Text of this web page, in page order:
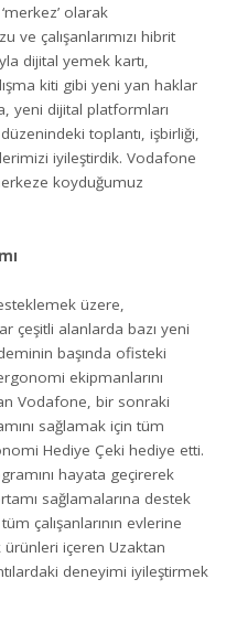
olarak
ve çalışanlarımızı hibrit
dijital yemek kartı,
kiti gibi yeni yan haklar
yeni dijital platformları
toplantı, işbirliği,
iyileştirdik. Vodafone
koyduğumuz
üzere,
çeşitli alanlarda bazı yeni
başında ofisteki
ekipmanlarını
Vodafone, bir sonraki
sağlamak için tüm
Hediye Çeki hediye etti.
hayata geçirerek
sağlamalarına destek
çalışanlarının evlerine
içeren Uzaktan
deneyimi iyileştirmek